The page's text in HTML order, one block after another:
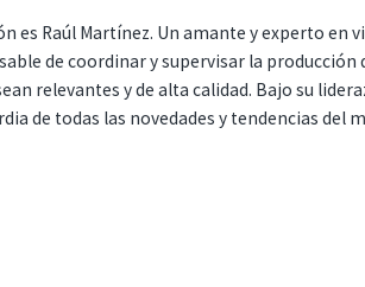
es Raúl Martínez. Un amante y experto en
de coordinar y supervisar la
relevantes y de alta calidad. Bajo su
de todas las novedades y tendencias del